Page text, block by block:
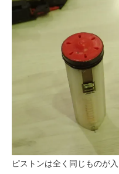
ピストンは全く同じものが